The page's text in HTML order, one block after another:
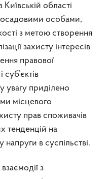
області
особами,
з метою створення
захисту інтересів
правової
приділено
місцевого
прав споживачів
тенденцій на
в суспільстві.
з